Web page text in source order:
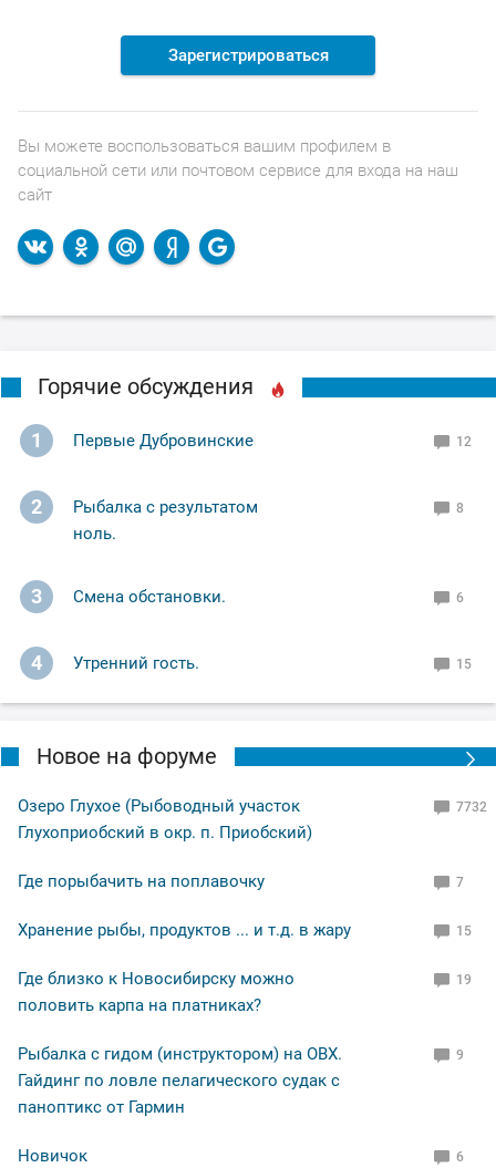
Зарегистрироваться
Вы можете воспользоваться вашим профилем в
социальной сети или почтовом сервисе для входа на наш
сайт
Горячие обсуждения
1 Первые Дубровинские 12
2
Рыбалка с результатом
ноль.
8
3 Смена обстановки. 6
4 Утренний гость. 15
Новое на форуме
Озеро Глухое (Рыбоводный участок
Глухоприобский в окр. п. Приобский)
7732
Где порыбачить на поплавочку 7
Хранение рыбы, продуктов ... и т.д. в жару 15
Где близко к Новосибирску можно
половить карпа на платниках?
19
Рыбалка с гидом (инструктором) на ОВХ.
Гайдинг по ловле пелагического судак с
паноптикс от Гармин
9
Новичок 6